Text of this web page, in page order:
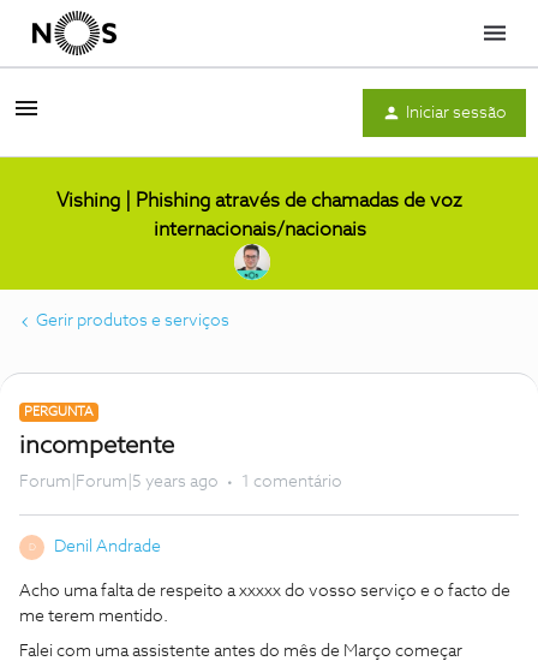
Menu
Iniciar sessão
Vishing | Phishing através de chamadas de voz
internacionais/nacionais
Gerir produtos e serviços
PERGUNTA
incompetente
Forum|Forum|5 years ago 1 comentário
D Denil Andrade
Acho uma falta de respeito a xxxxx do vosso serviço e o facto de
me terem mentido.
Falei com uma assistente antes do mês de Março começar